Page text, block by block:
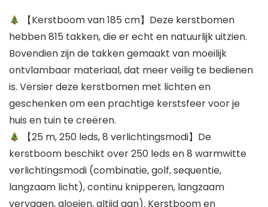
【Kerstboom van 185 cm】Deze kerstbomen
hebben 815 takken, die er echt en natuurlijk uitzien.
Bovendien zijn de takken gemaakt van moeilijk
ontvlambaar materiaal, dat meer veilig te bedienen
is. Versier deze kerstbomen met lichten en
geschenken om een prachtige kerstsfeer voor je
huis en tuin te creëren.
【25 m, 250 leds, 8 verlichtingsmodi】De
kerstboom beschikt over 250 leds en 8 warmwitte
verlichtingsmodi (combinatie, golf, sequentie,
langzaam licht), continu knipperen, langzaam
vervagen, gloeien, altijd aan). Kerstboom en